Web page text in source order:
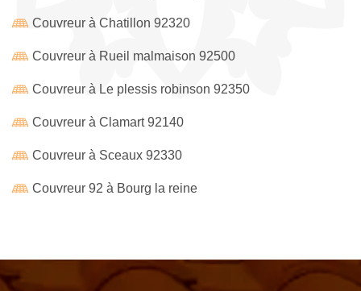
Couvreur à Chatillon 92320
Couvreur à Rueil malmaison 92500
Couvreur à Le plessis robinson 92350
Couvreur à Clamart 92140
Couvreur à Sceaux 92330
Couvreur 92 à Bourg la reine